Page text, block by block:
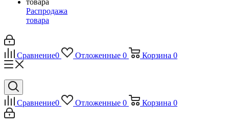
Распродажа
товара
Сравнение0 Отложенные 0 Корзина 0
Сравнение0 Отложенные 0 Корзина 0